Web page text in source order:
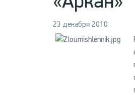
23 декабря 2010